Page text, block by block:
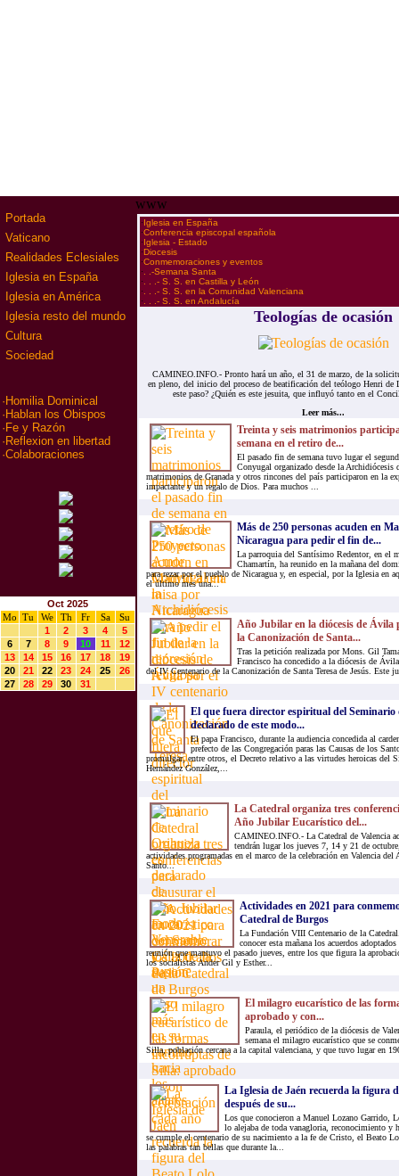
Portada
Vaticano
Realidades Eclesiales
Iglesia en España
Iglesia en América
Iglesia resto del mundo
Cultura
Sociedad
· Homilia Dominical
· Hablan los Obispos
· Fe y Razón
· Reflexion en libertad
·Colaboraciones
Oct 2025
Mo
Tu We Th Fr Sa
Su
1
2 3 4
5
6
7 8 9 10 11
12
13
14 15 16 17 18
19
20
21 22 23 24 25
26
27
28 29 30 31
www
·Iglesia en España
·Conferencia episcopal española
·Iglesia - Estado
·Diocesis
·Conmemoraciones y eventos
· . .-Semana Santa
· . . .- S. S. en Castilla y León
· . . .- S. S. en la Comunidad Valenciana
· . . .- S. S. en Andalucía
Teologías de ocasión
CAMINEO.INFO.- Pronto hará un año, el 31 de marzo, de la
en pleno, del inicio del proceso de beatificación del teólogo Henri de
este paso? ¿Quién es este jesuita, que influyó tanto en el
Leer más...
Treinta y seis matrimonios
semana en el retiro de...
El pasado fin de semana tuvo lugar el
Conyugal organizado desde la Archidiócesis
matrimonios de Granada y otros rincones del país participaron en la
impactante y un regalo de Dios. Para muchos ...
Más de 250 personas acuden en
Nicaragua para pedir el fin de...
La parroquia del Santísimo Redentor, en el
Chamartín, ha reunido en la mañana del
para rezar por el pueblo de Nicaragua y, en especial, por la Iglesia en
el último mes una...
Año Jubilar en la diócesis de Ávila
la Canonización de Santa...
Tras la petición realizada por Mons. Gil
Francisco ha concedido a la diócesis de
del IV Centenario de la Canonización de Santa Teresa de Jesús. Este
El que fuera director espiritual del Seminario
declarado de este modo...
El papa Francisco, durante la audiencia concedida al
prefecto de las Congregación paras las Causas de los
promulgar, entre otros, el Decreto relativo a las virtudes heroicas del
Hernández González,...
La Catedral organiza tres
Año Jubilar Eucarístico del...
CAMINEO.INFO.- La Catedral de Valencia
tendrán lugar los jueves 7, 14 y 21 de
actividades programadas en el marco de la celebración en Valencia
Santo...
Actividades en 2021 para
Catedral de Burgos
La Fundación VIII Centenario de la
conocer esta mañana los acuerdos
reunión que mantuvo el pasado jueves, entre los que figura la
los socialistas Ander Gil y Esther...
El milagro eucarístico de las
aprobado y con...
Paraula, el periódico de la diócesis de
semana el milagro eucarístico que se
Silla, población cercana a la capital valenciana, y que tuvo lugar en
La Iglesia de Jaén recuerda la figura
después de su...
Los que conocieron a Manuel Lozano Garrido,
lo alejaba de toda vanagloria, reconocimiento y
se cumple el centenario de su nacimiento a la fe de Cristo, el Beato
las palabras tan bellas que durante la...